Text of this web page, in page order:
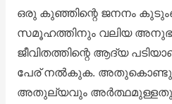
ഒരു കുഞ്ഞിന്റെ ജനനം
സമൂഹത്തിനും വലിയ
ജീവിതത്തിന്റെ ആദ്യ
പേര് നൽകുക.
അതുല്യവും